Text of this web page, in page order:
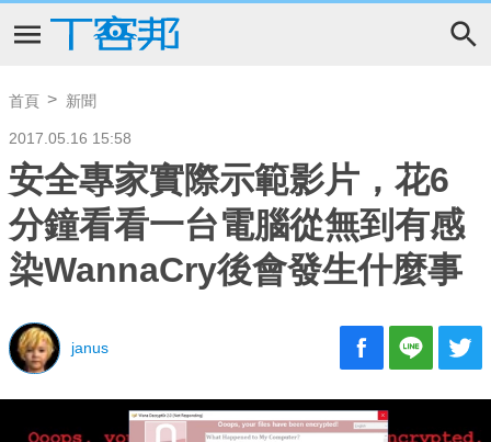
首頁 新聞
2017.05.16 15:58
安全專家實際示範影片，花6
分鐘看看一台電腦從無到有感
染WannaCry後會發生什麼事
janus